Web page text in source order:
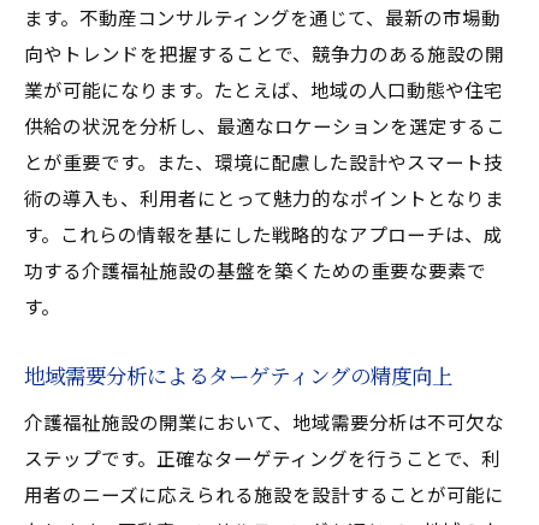
ます。不動産コンサルティングを通じて、最新の市場動
向やトレンドを把握することで、競争力のある施設の開
業が可能になります。たとえば、地域の人口動態や住宅
供給の状況を分析し、最適なロケーションを選定するこ
とが重要です。また、環境に配慮した設計やスマート技
術の導入も、利用者にとって魅力的なポイントとなりま
す。これらの情報を基にした戦略的なアプローチは、成
功する介護福祉施設の基盤を築くための重要な要素で
す。
地域需要分析によるターゲティングの精度向上
介護福祉施設の開業において、地域需要分析は不可欠な
ステップです。正確なターゲティングを行うことで、利
用者のニーズに応えられる施設を設計することが可能に